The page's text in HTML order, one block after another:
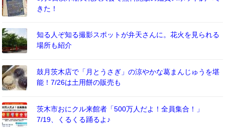
きた！
知る人ぞ知る撮影スポットが弁天さんに。花火を見られる
場所も紹介
鼓月茨木店で「月とうさぎ」の涼やかな葛まんじゅうを堪
能！7/26は土用餅の販売も
茨木市おにクル来館者「500万人だよ！全員集合！」
7/19、くるくる踊るよ♪